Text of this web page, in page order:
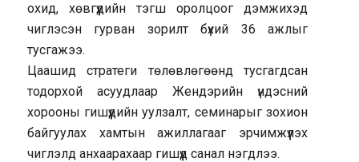
охид, хөвгүүдийн тэгш оролцоог дэмжихэд
чиглэсэн гурван зорилт бүхий 36 ажлыг
тусгажээ.
Цаашид стратеги төлөвлөгөөнд тусгагдсан
тодорхой асуудлаар Жендэрийн үндэсний
хорооны гишүүдийн уулзалт, семинарыг зохион
байгуулах хамтын ажиллагааг эрчимжүүлэх
чиглэлд анхаарахаар гишүүд санал нэгдлээ.